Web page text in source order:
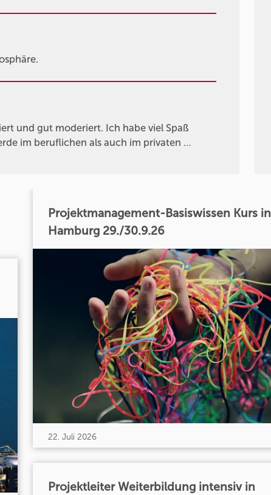
und gut moderiert. Ich habe viel Spaß
im beruflichen als auch im privaten …
Projektmanagement-Basiswissen Kurs in
Hamburg 29./30.9.26
22. Juli 2026
Projektleiter Weiterbildung intensiv in